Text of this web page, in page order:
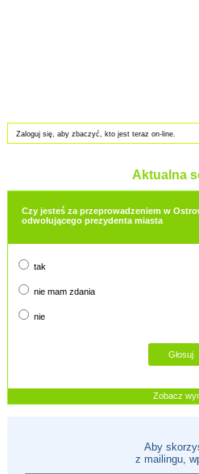
Zaloguj się, aby zbaczyć, kto jest teraz on-line.
Aktualna
Czy jesteś za przeprowadzeniem w
odwołującego prezydenta miasta
tak
nie mam zdania
nie
Zobacz
Aby
z mailingu,